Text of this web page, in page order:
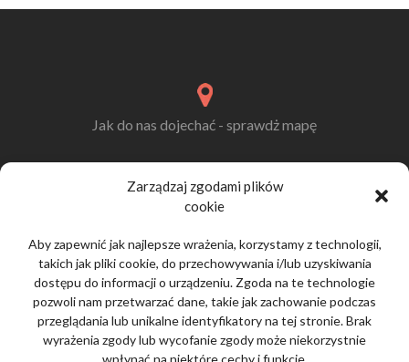
Zarządzaj zgodami plików
cookie
Aby zapewnić jak najlepsze wrażenia, korzystamy z technologii,
takich jak pliki cookie, do przechowywania i/lub uzyskiwania
dostępu do informacji o urządzeniu. Zgoda na te technologie
pozwoli nam przetwarzać dane, takie jak zachowanie podczas
przeglądania lub unikalne identyfikatory na tej stronie. Brak
wyrażenia zgody lub wycofanie zgody może niekorzystnie
wpłynąć na niektóre cechy i funkcje.
Jak do nas dojechać - sprawdż mapę
Meble Ogrodowe Przasnysz
NIP: 7611477249
Zadzwoń do nas:+ 48 660 271 250